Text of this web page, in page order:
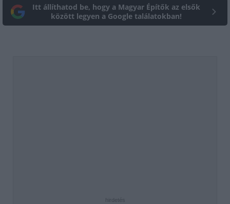
Itt állíthatod be, hogy a Magyar Építők az elsők
között legyen a Google találatokban!
hirdetés